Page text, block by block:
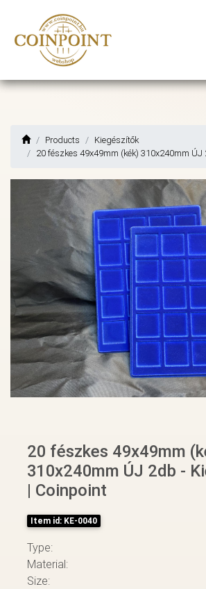
Products
Kiegészítők
20 fészkes 49x49mm (kék) 310x240mm ÚJ
20 fészkes 49x49mm
310x240mm ÚJ 2db -
| Coinpoint
Item id: KE-0040
Type:
Material:
Size: